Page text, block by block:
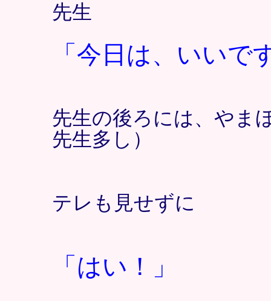
先生
「今日は、いいで
先生の後ろには、やま
先生多し）
テレも見せずに
「はい！」